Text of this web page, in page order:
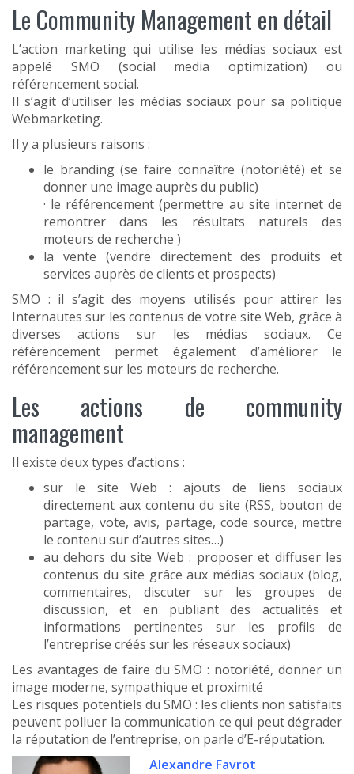
Le Community Management en détail
L’action marketing qui utilise les médias sociaux est
appelé SMO (social media optimization) ou
référencement social.
Il s’agit d’utiliser les médias sociaux pour sa politique
Webmarketing.
Il y a plusieurs raisons :
le branding (se faire connaître (notoriété) et se
donner une image auprès du public)
· le référencement (permettre au site internet de
remontrer dans les résultats naturels des
moteurs de recherche )
la vente (vendre directement des produits et
services auprès de clients et prospects)
SMO : il s’agit des moyens utilisés pour attirer les
Internautes sur les contenus de votre site Web, grâce à
diverses actions sur les médias sociaux. Ce
référencement permet également d’améliorer le
référencement sur les moteurs de recherche.
Les actions de community
management
Il existe deux types d’actions :
sur le site Web : ajouts de liens sociaux
directement aux contenu du site (RSS, bouton de
partage, vote, avis, partage, code source, mettre
le contenu sur d’autres sites…)
au dehors du site Web : proposer et diffuser les
contenus du site grâce aux médias sociaux (blog,
commentaires, discuter sur les groupes de
discussion, et en publiant des actualités et
informations pertinentes sur les profils de
l’entreprise créés sur les réseaux sociaux)
Les avantages de faire du SMO : notoriété, donner un
image moderne, sympathique et proximité
Les risques potentiels du SMO : les clients non satisfaits
peuvent polluer la communication ce qui peut dégrader
la réputation de l’entreprise, on parle d’E-réputation.
Alexandre Favrot